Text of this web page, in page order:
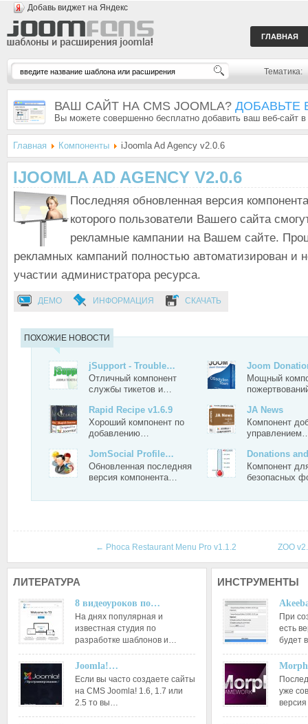
Добавь виджет на Яндекс
ГЛАВНАЯ
Тематика:
ВАШ САЙТ НА CMS JOOMLA? ДОБАВЬТЕ
Вы можете совершенно бесплатно добавить ваш веб-сайт
Главная Компоненты iJoomla Ad Agency v2.0.6
IJOOMLA AD AGENCY V2.0.6
Последняя обновленная версия
которого пользователи Вашего сайта
рекламные кампании на Вашем сайте.
рекламных кампаний полностью автоматизирован и
участии администратора ресурса.
ДЕМО ИНФОРМАЦИЯ СКАЧАТЬ
ПОХОЖИЕ НОВОСТИ
jSupport - Trouble…
Отличный компонент
службы тикетов и…
Joom
Мощный
Rapid Recipe v1.6.9
Хороший компонент по
добавлению…
JA News
Компонент
JomSocial Profile…
Обновленная последняя
версия компонента…
Donations
Компонент
безопасных
← Phoca Restaurant Menu Pro v1.1.2 ZOO
ЛИТЕРАТУРА
8 видеоуроков по…
На днях популярная и
известная студия по
разработке шаблонов и…
Joomla!…
Если вы часто создаете сайты
на CMS Joomla! 1.6, 1.7 или
2.5 то вы…
ИНСТРУМЕНТЫ
При
есть
будет
уже